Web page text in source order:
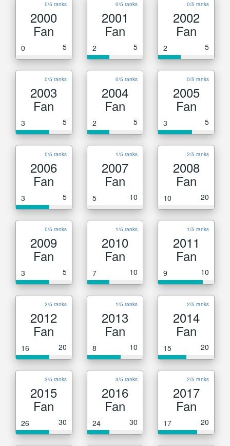
0/5 ranks
2000
Fan
0 5
0/5 ranks
2001
Fan
2 5
0/5 ranks
2002
Fan
2 5
0/5 ranks
2003
Fan
3 5
0/5 ranks
2004
Fan
2 5
0/5 ranks
2005
Fan
3 5
0/5 ranks
2006
Fan
3 5
1/5 ranks
2007
Fan
5 10
2/5 ranks
2008
Fan
10 20
0/5 ranks
2009
Fan
3 5
1/5 ranks
2010
Fan
7 10
1/5 ranks
2011
Fan
9 10
2/5 ranks
2012
Fan
16 20
1/5 ranks
2013
Fan
8 10
2/5 ranks
2014
Fan
15 20
3/5 ranks
2015
Fan
26 30
3/5 ranks
2016
Fan
24 30
2/5 ranks
2017
Fan
17 20